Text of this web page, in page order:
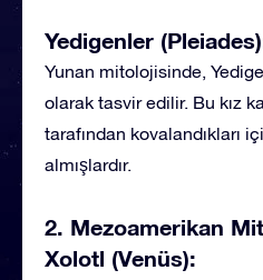
Yedigenler
Yunan mitolojisinde,
olarak tasvir edilir. Bu kız
tarafından kovalandıkları
almışlardır.
2. Mezoamerikan
Xolotl (Venüs):